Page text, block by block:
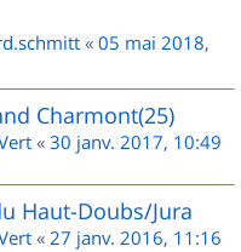
« 05 mai 2018,
Charmont(25)
« 30 janv. 2017, 10:49
Haut-Doubs/Jura
« 27 janv. 2016, 11:16